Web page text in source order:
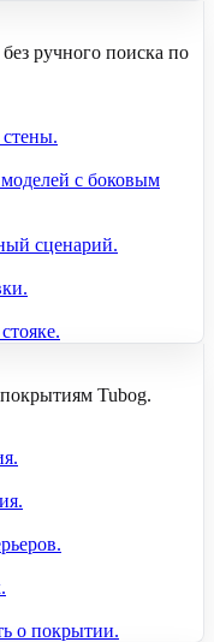
ручного поиска по
с боковым
сценарий.
Tubog.
о покрытии.